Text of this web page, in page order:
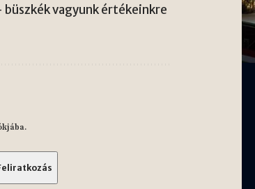
vagyunk értékeinkre